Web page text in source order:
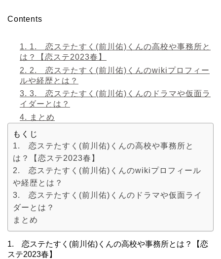
Contents
1. 1. 恋ステたすく(前川佑)くんの高校や事務所と
は？【恋ステ2023春】
2. 2. 恋ステたすく(前川佑)くんのwikiプロフィー
ルや経歴とは？
3. 3. 恋ステたすく(前川佑)くんのドラマや仮面ラ
イダーとは？
4. まとめ
もくじ
1. 恋ステたすく(前川佑)くんの高校や事務所と
は？【恋ステ2023春】
2. 恋ステたすく(前川佑)くんのwikiプロフィール
や経歴とは？
3. 恋ステたすく(前川佑)くんのドラマや仮面ライ
ダーとは？
まとめ
1. 恋ステたすく(前川佑)くんの高校や事務所とは？【恋
ステ2023春】